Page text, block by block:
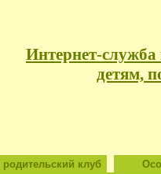
Интернет-
детям,
родительский клуб